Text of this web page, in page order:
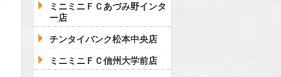
ミニミニＦＣあづみ野インタ
ー店
チンタイバンク松本中央店
ミニミニＦＣ信州大学前店